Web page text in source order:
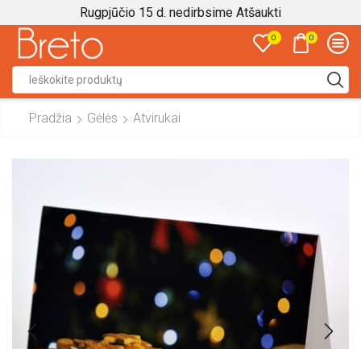
Rugpjūčio 15 d. nedirbsime Atšaukti
0 0
input
Pradžia Gėlės Atvirukai